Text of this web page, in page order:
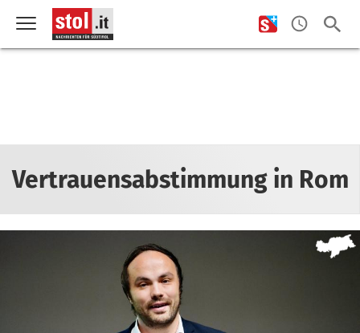
Vertrauensabstimmung in Rom